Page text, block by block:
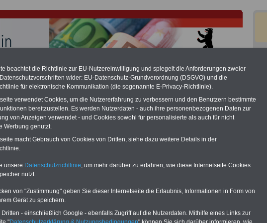
für Beamte und Ruhestandsbeamte (zu geringe Alimentation)
hat die Berliner Landesbesoldung für verfassungs-widrig
muss bisMärz 2027 eine Neuregelung der Besoldung beschließen). Auch beim
& Ruhestandsbeamte) gibt es teilweise hohe Nachzahlungen (Medienberichten
füralle (!) Beamtezwischenmind. 3.000 und 13.000 Euro, Der INFO-
hierzu eine Broschüre heraus, die unmittelbar nach dem Beschluss des
der Bundesregierung vorgelegt wird (wahrscheinlich im Quartal.2026
der Broschüre.
Beamte und den öffentlichen Dienst in Berlin: Führerschein
Nachwuchskräfte
mit drei Ratgebern für nur
für Beamtinnen
versorgungsrecht
sowie Beihilferecht in Bund und
PDF-SERVICE: 10 Bücher bzw. eBooks zu
DienstZum Komplettpreis von 15 Euro im Jahr
können Sie zehn Bücher als eBook
beachtet die Richtlinie zur EU-Nutzereinwilligung und spiegelt die Anforderungen zweier
wider: EU-Datenschutz-Grundverordnung (DSGVO) und die
für elektronische Kommunikation (die sogenannte E-Privacy-Richtlinie).
verwendet Cookies, um die Nutzererfahrung zu verbessern und den Benutzern bestimmte
bereitzustellen. Es werden Nutzerdaten - auch ihre personenbezogenen Daten zur
von Anzeigen verwendet - und Cookies sowohl für personalisierte als auch für nicht
Werbung genutzt.
macht Gebrauch von Cookies von Dritten, siehe dazu weitere Details in der
unsere Datenschutzrichtlinie , um mehr darüber zu erfahren, wie diese Internetseite Cookies
nutzt.
von "Zustimmung" geben Sie dieser Internetseite die Erlaubnis, Informationen in Form von
Gerät zu speichern.
- einschließlich Google - ebenfalls Zugriff auf die Nutzerdaten. Mithilfe eines Links zur